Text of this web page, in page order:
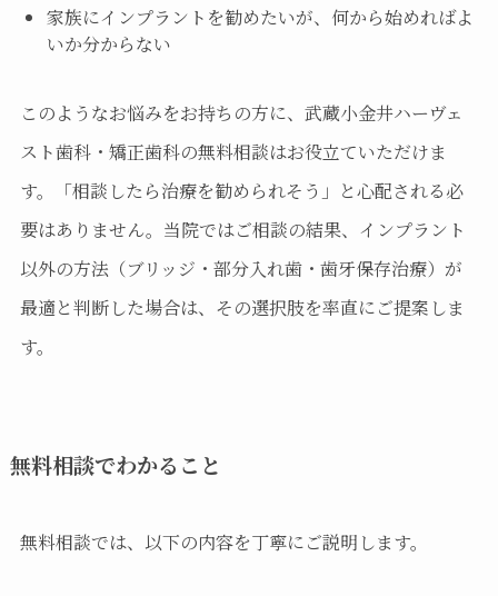
家族にインプラントを勧めたいが、何から始めればよ
いか分からない
このようなお悩みをお持ちの方に、武蔵小金井ハーヴェ
スト歯科・矯正歯科の無料相談はお役立ていただけま
す。「相談したら治療を勧められそう」と心配される必
要はありません。当院ではご相談の結果、インプラント
以外の方法（ブリッジ・部分入れ歯・歯牙保存治療）が
最適と判断した場合は、その選択肢を率直にご提案しま
す。
無料相談でわかること
無料相談では、以下の内容を丁寧にご説明します。